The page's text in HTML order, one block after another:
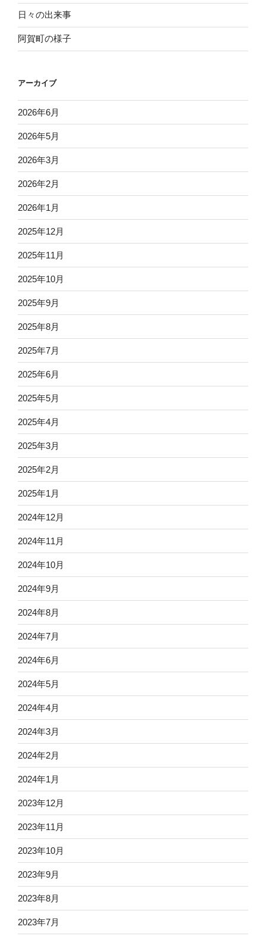
シ
ョ
ン
日々の出来事
阿賀町の様子
アーカイブ
2026年6月
2026年5月
2026年3月
2026年2月
2026年1月
2025年12月
2025年11月
2025年10月
2025年9月
2025年8月
2025年7月
2025年6月
2025年5月
2025年4月
2025年3月
2025年2月
2025年1月
2024年12月
2024年11月
2024年10月
2024年9月
2024年8月
2024年7月
2024年6月
2024年5月
2024年4月
2024年3月
2024年2月
2024年1月
2023年12月
2023年11月
2023年10月
2023年9月
2023年8月
2023年7月